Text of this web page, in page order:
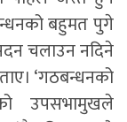
बहुमत पुगे
चलाउन नदिने
‘गठबन्धनको
उपसभामुखले